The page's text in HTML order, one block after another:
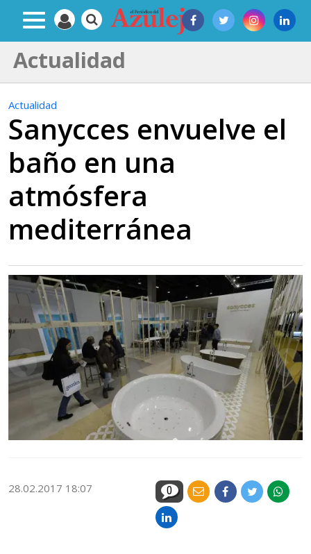
Actualidad
Actualidad
Sanycces envuelve el
baño en una
atmósfera
mediterránea
28.02.2017 18:07 0